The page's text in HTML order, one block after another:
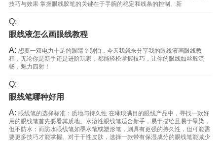
技巧与效果 掌握眼线胶笔的关键在于手腕的稳定和线条的控制。新
Q:
眼线液怎么画眼线教程
A: 想要一双电力十足的眼睛？别怕，今天我就来分享我的眼线液画眼线教
程，无论你是新手还是进阶玩家，都能轻松掌握技巧，让你的眼线如丝般流
畅，魅力四射！
Q:
眼线笔哪种好用
A: 眼线笔的选择标准：质地与持久性 在琳琅满目的眼线产品中，寻找一款好
用的眼线笔首先要看其质地。水溶性眼线笔适合新手，易于描绘且易于晕染，
但不防水；而防水眼线笔如墨水笔或塑形笔，则具有更强的持久性，但可能需
要更多技巧才能掌握。对于干性皮肤，选择一款带有保湿成分的眼线笔能减少